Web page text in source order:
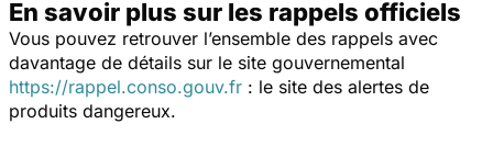
En savoir plus sur les rappels officiels
Vous pouvez retrouver l’ensemble des rappels avec
davantage de détails sur le site gouvernemental
https://rappel.conso.gouv.fr : le site des alertes de
produits dangereux.